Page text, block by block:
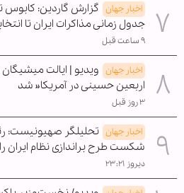
اخبار جهان گزارش گاردین: کابوس
جدول زمانی مذاکرات ایران تا
۹ ساعت قبل
اخبار جهان ویدیو | ایالت میشیگان
اربعین حسینی در آمریکا« شد
۳ روز قبل
اخبار جهان تحلیلگر صهیونیست:
شکست طرح براندازی نظام ایران
دیروز ۲۳:۲۱